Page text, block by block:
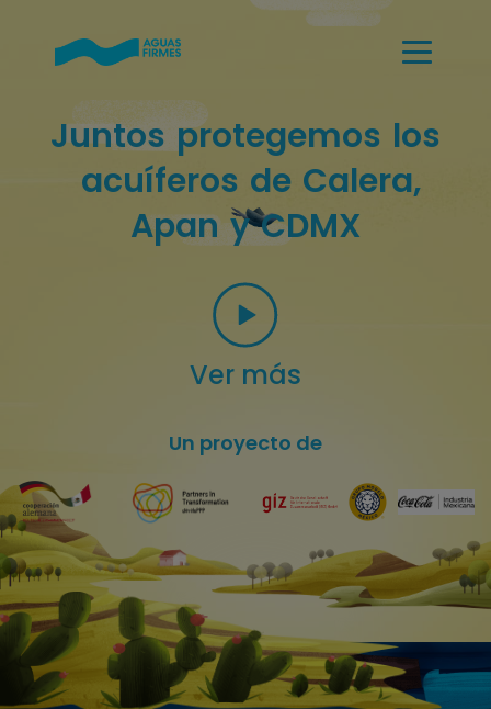
Juntos protegemos los
acuíferos de Calera,
Apan y CDMX
Ver más
Un proyecto de